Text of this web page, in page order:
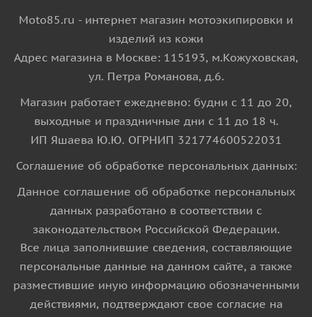
Moto85.ru - интернет магазин мотоэкипировки и
изделий из кожи
Адрес магазина в Москве: 115193, м.Кожуховская,
ул. Петра Романова, д.6.
Магазин работает ежедневно: будни с 11 до 20,
выходные и праздничные дни с 11 до 18 ч.
ИП Яшаева Ю.Ю. ОГРНИП 321774600522031
Соглашение об обработке персональных данных:
Данное соглашение об обработке персональных
данных разработано в соответствии с
законодательством Российской Федерации.
Все лица заполнившие сведения, составляющие
персональные данные на данном сайте, а также
разместившие иную информацию обозначенными
действиями, подтверждают свое согласие на